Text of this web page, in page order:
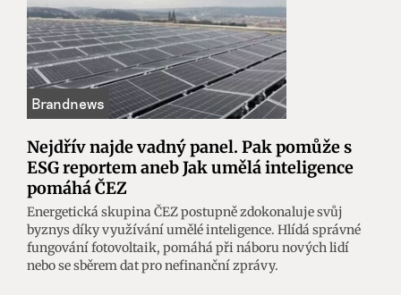
Nejdřív najde vadný panel. Pak pomůže s
ESG reportem aneb Jak umělá inteligence
pomáhá ČEZ
Energetická skupina ČEZ postupně zdokonaluje svůj
byznys díky využívání umělé inteligence. Hlídá správné
fungování fotovoltaik, pomáhá při náboru nových lidí
nebo se sběrem dat pro nefinanční zprávy.